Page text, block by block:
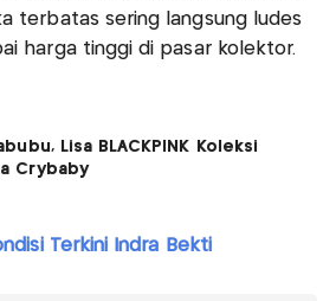
terbatas sering langsung ludes
harga tinggi di pasar kolektor.
Lisa BLACKPINK Koleksi
Crybaby
Terkini Indra Bekti